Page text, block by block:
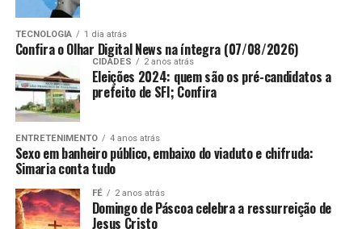
Falta de efetividade
Como tinha dado a entender na entrevista coletiva do
último sábado (4),Ancelotti escolheu Gabriel
Martinelli para o lugar de Lucas Paquetá – fora
devido a uma lesão no músculo posterior da coxa
TECNOLOGIA 1 dia atrás
Confira o Olhar Digital News na íntegra (07/08/2026)
CIDADES 2 anos atrás
Eleições 2024: quem são os pré-candidatos a
prefeito de SFI; Confira
ENTRETENIMENTO 4 anos atrás
Sexo em banheiro público, embaixo do viaduto e chifruda:
Simaria conta tudo
FÉ 2 anos atrás
Domingo de Páscoa celebra a ressurreição de
Jesus Cristo